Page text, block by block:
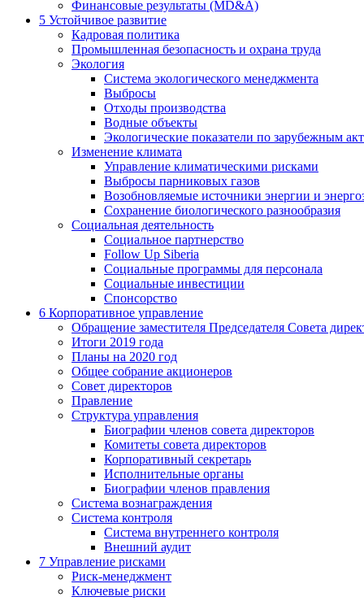
Финансовые результаты (MD&A)
5 Устойчивое развитие
Кадровая политика
Промышленная безопасность и охрана труда
Экология
Система экологического менеджмента
Выбросы
Отходы производства
Водные объекты
Экологические показатели по зарубежным
Изменение климата
Управление климатическими рисками
Выбросы парниковых газов
Возобновляемые источники энергии и
Сохранение биологического разнообразия
Социальная деятельность
Социальное партнерство
Follow Up Siberia
Социальные программы для персонала
Социальные инвестиции
Спонсорство
6 Корпоративное управление
Обращение заместителя Председателя Совета
Итоги 2019 года
Планы на 2020 год
Общее собрание акционеров
Совет директоров
Правление
Структура управления
Биографии членов совета директоров
Комитеты совета директоров
Корпоративный секретарь
Исполнительные органы
Биографии членов правления
Система вознаграждения
Система контроля
Система внутреннего контроля
Внешний аудит
7 Управление рисками
Риск-менеджмент
Ключевые риски